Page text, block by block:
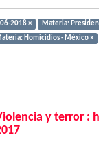
2018 × Materia:
Homicidios - México ×
y terror :